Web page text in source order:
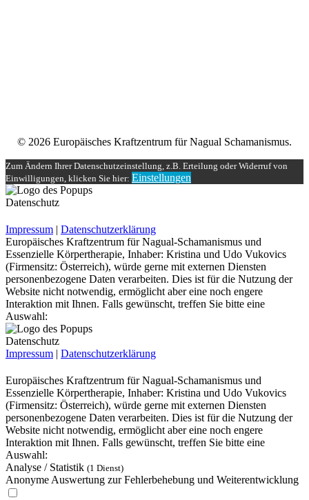
© 2026 Europäisches Kraftzentrum für Nagual Schamanismus.
Zum Ändern Ihrer Datenschutzeinstellung, z.B. Erteilung oder Widerruf von
Einwilligungen, klicken Sie hier: Einstellungen
Datenschutz
Impressum | Datenschutzerklärung
Europäisches Kraftzentrum für Nagual-Schamanismus und
Essenzielle Körpertherapie, Inhaber: Kristina und Udo Vukovics
(Firmensitz: Österreich), würde gerne mit externen Diensten
personenbezogene Daten verarbeiten. Dies ist für die Nutzung der
Website nicht notwendig, ermöglicht aber eine noch engere
Interaktion mit Ihnen. Falls gewünscht, treffen Sie bitte eine
Auswahl:
Datenschutz
Impressum | Datenschutzerklärung
Europäisches Kraftzentrum für Nagual-Schamanismus und
Essenzielle Körpertherapie, Inhaber: Kristina und Udo Vukovics
(Firmensitz: Österreich), würde gerne mit externen Diensten
personenbezogene Daten verarbeiten. Dies ist für die Nutzung der
Website nicht notwendig, ermöglicht aber eine noch engere
Interaktion mit Ihnen. Falls gewünscht, treffen Sie bitte eine
Auswahl:
Analyse / Statistik (1 Dienst)
Anonyme Auswertung zur Fehlerbehebung und Weiterentwicklung